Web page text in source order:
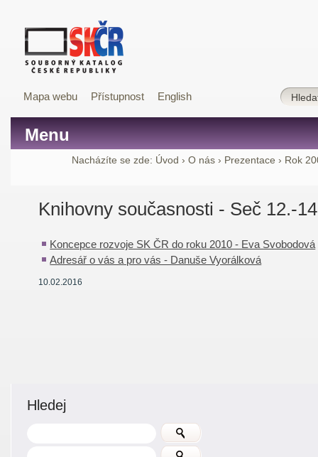
Mapa webu Přístupnost English
Menu
Nacházíte se zde: Úvod › O nás › Prezentace › Rok
Knihovny současnosti - Seč 12.-
Koncepce rozvoje SK ČR do roku 2010 - Eva Svobodová
Adresář o vás a pro vás - Danuše Vyorálková
10.02.2016
Hledej